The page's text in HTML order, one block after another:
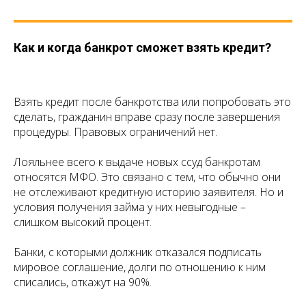
Как и когда банкрот сможет взять кредит?
Взять кредит после банкротства или попробовать это
сделать, гражданин вправе сразу после завершения
процедуры. Правовых ограничений нет.
Лояльнее всего к выдаче новых ссуд банкротам
относятся МФО. Это связано с тем, что обычно они
не отслеживают кредитную историю заявителя. Но и
условия получения займа у них невыгодные –
слишком высокий процент.
Банки, с которыми должник отказался подписать
мировое соглашение, долги по отношению к ним
списались, откажут на 90%.